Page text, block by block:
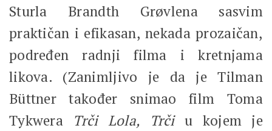
Sturla Brandth Grøvlena sasvim
praktičan i efikasan, nekada prozaičan,
podređen radnji filma i kretnjama
likova. (Zanimljivo je da je Tilman
Büttner također snimao film Toma
Tykwera Trči Lola, Trčiu kojem je